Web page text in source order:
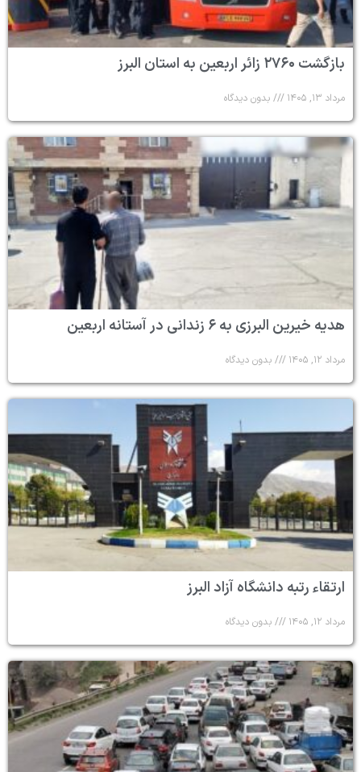
بازگشت ۲۷۶۰ زائر اربعین به استان البرز
مرداد ۱۳, ۱۴۰۵ بدون دیدگاه
هدیه خیرین البرزی به ۶ زندانی در آستانه اربعین
مرداد ۱۲, ۱۴۰۵ بدون دیدگاه
ارتقاء رتبه دانشگاه آزاد البرز
مرداد ۱۲, ۱۴۰۵ بدون دیدگاه